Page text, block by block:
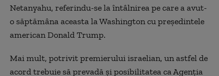
Netanyahu, referindu-se la întâlnirea pe care a avut-
o săptămâna aceasta la Washington cu preşedintele
american Donald Trump.
Mai mult, potrivit premierului israelian, un astfel de
acord trebuie să prevadă şi posibilitatea ca Agenţia